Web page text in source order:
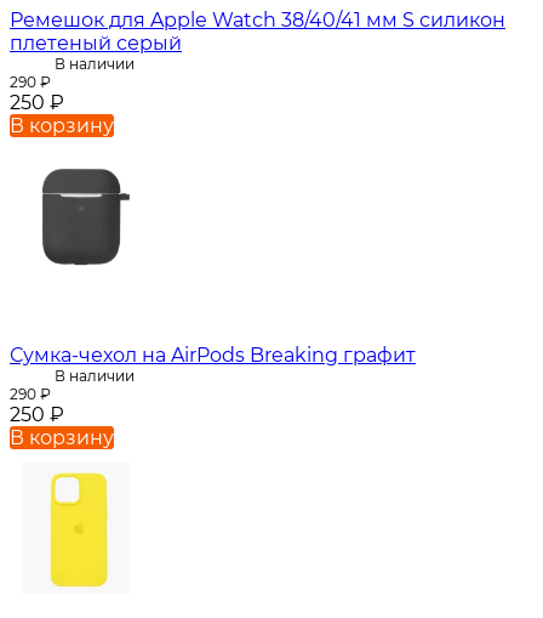
Ремешок для Apple Watch 38/40/41 мм S силикон
плетеный серый
В наличии
290 ₽
250 ₽
В корзину
Сумка-чехол на AirPods Breaking графит
В наличии
290 ₽
250 ₽
В корзину